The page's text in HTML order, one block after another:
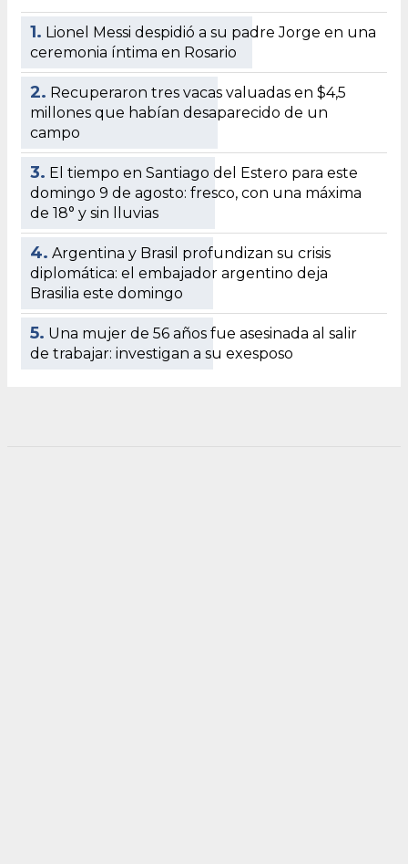
1. Lionel Messi despidió a su padre Jorge en una
ceremonia íntima en Rosario
2. Recuperaron tres vacas valuadas en $4,5
millones que habían desaparecido de un
campo
3. El tiempo en Santiago del Estero para este
domingo 9 de agosto: fresco, con una máxima
de 18° y sin lluvias
4. Argentina y Brasil profundizan su crisis
diplomática: el embajador argentino deja
Brasilia este domingo
5. Una mujer de 56 años fue asesinada al salir
de trabajar: investigan a su exesposo